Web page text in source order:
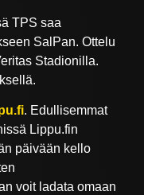
TPS saa
SalPan. Ottelu
Stadionilla.
. Edullisemmat
Lippu.fin
päivään kello
voit ladata omaan